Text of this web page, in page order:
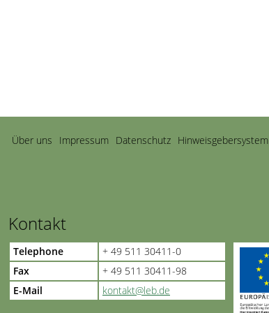
Navigation
überspringen
Über uns Impressum Datenschutz Hinweisgebersystem
Kontakt
Telephone
+ 49 511 30411-0
Fax
+ 49 511 30411-98
E-Mail
kontakt@leb.de